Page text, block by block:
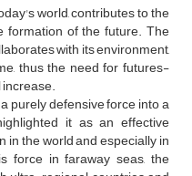
world, contributes to the
formation of the future. The
with its environment,
thus the need for futures-
purely defensive force into a
it as an effective
the world and especially in
force in faraway seas, the